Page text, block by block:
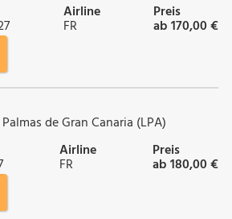
Airline
FR
Preis
ab 170,00 €
de Gran Canaria (LPA)
Airline
FR
Preis
ab 180,00 €